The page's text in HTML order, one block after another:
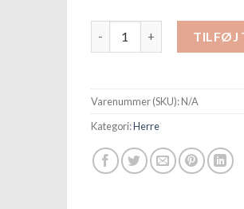
TILFØJ
Varenummer (SKU):N/A
Kategori:Herre